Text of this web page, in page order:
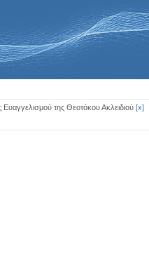
Ευαγγελισμού της Θεοτόκου Ακλειδιού [x]